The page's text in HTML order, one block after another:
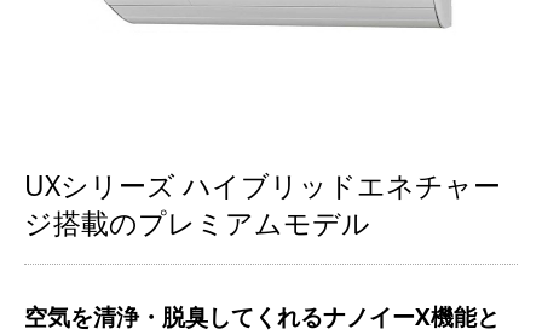
UXシリーズ ハイブリッドエネチャー
ジ搭載のプレミアムモデル
空気を清浄・脱臭してくれるナノイーX機能と